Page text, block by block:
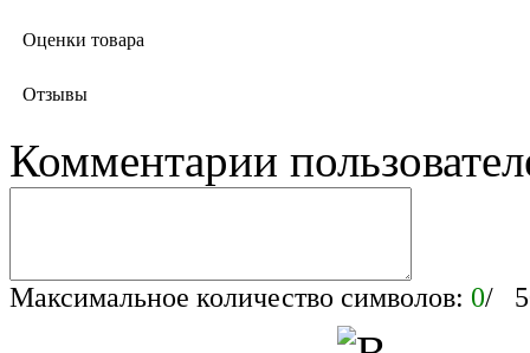
Оценки товара
Отзывы
Комментарии
Максимальное количество символов: 0/